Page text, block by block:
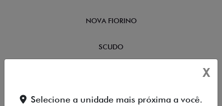
NOVA FIORINO
SCUDO
MOBI
X
Selecione a unidade mais próxima a você.